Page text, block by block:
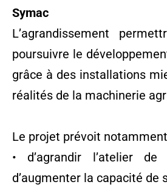
Symac
L’agrandissement
poursuivre le
grâce à des installations
réalités de la machinerie
Le projet prévoit
• d’agrandir l’atelier de
d’augmenter la capacité de